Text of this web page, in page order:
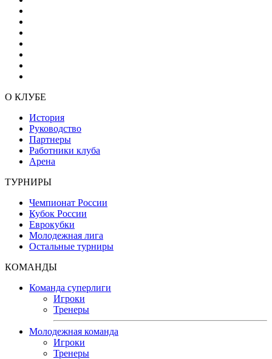
О КЛУБЕ
История
Руководство
Партнеры
Работники клуба
Арена
ТУРНИРЫ
Чемпионат России
Кубок России
Еврокубки
Молодежная лига
Остальные турниры
КОМАНДЫ
Команда суперлиги
Игроки
Тренеры
Молодежная команда
Игроки
Тренеры